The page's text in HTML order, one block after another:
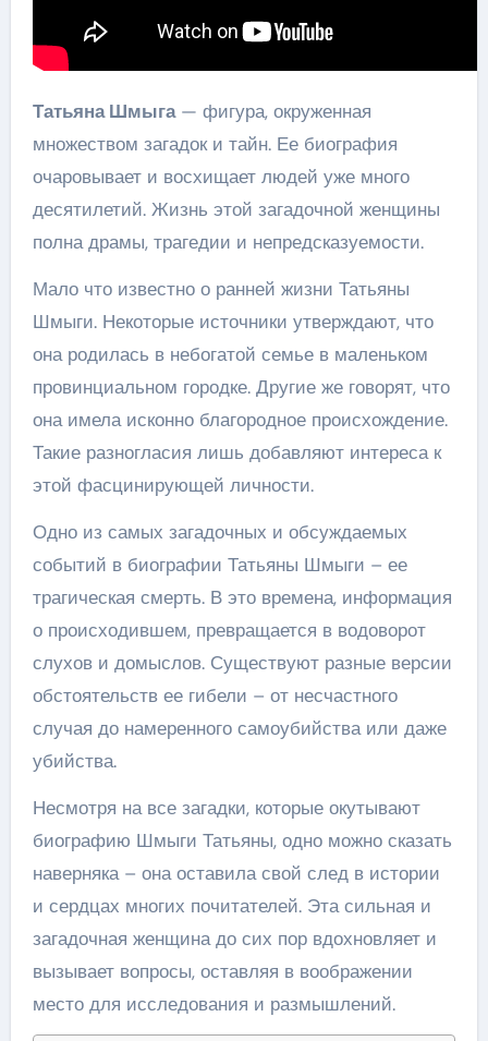
Татьяна Шмыга— фигура, окруженная
множеством загадок и тайн. Ее биография
очаровывает и восхищает людей уже много
десятилетий. Жизнь этой загадочной женщины
полна драмы, трагедии и непредсказуемости.
Мало что известно о ранней жизни Татьяны
Шмыги. Некоторые источники утверждают, что
она родилась в небогатой семье в маленьком
провинциальном городке. Другие же говорят, что
она имела исконно благородное происхождение.
Такие разногласия лишь добавляют интереса к
этой фасцинирующей личности.
Одно из самых загадочных и обсуждаемых
событий в биографии Татьяны Шмыги – ее
трагическая смерть. В это времена, информация
о происходившем, превращается в водоворот
слухов и домыслов. Существуют разные версии
обстоятельств ее гибели – от несчастного
случая до намеренного самоубийства или даже
убийства.
Несмотря на все загадки, которые окутывают
биографию Шмыги Татьяны, одно можно сказать
наверняка – она оставила свой след в истории
и сердцах многих почитателей. Эта сильная и
загадочная женщина до сих пор вдохновляет и
вызывает вопросы, оставляя в воображении
место для исследования и размышлений.